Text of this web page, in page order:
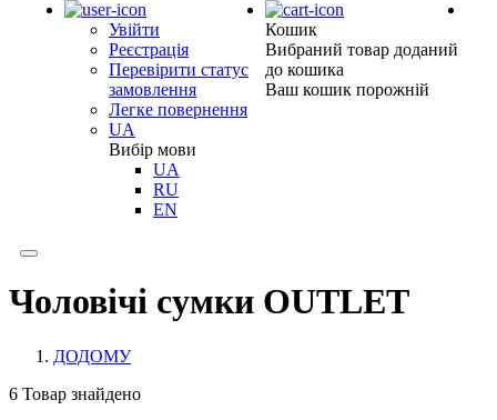
Увійти
Реєстрація
Перевірити статус
замовлення
Легке повернення
UA
Вибір мови
UA
RU
EN
Кошик
Вибраний товар доданий
до кошика
Ваш кошик порожній
Чоловічі сумки OUTLET
ДОДОМУ
6 Товар знайдено